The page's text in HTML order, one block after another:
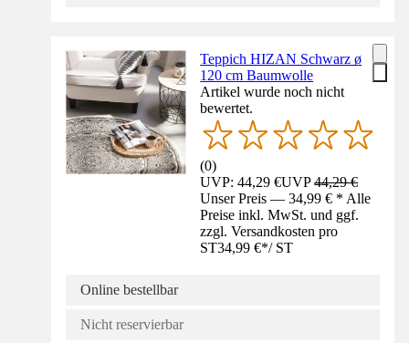
Teppich HIZAN Schwarz ø
120 cm Baumwolle
Artikel wurde noch nicht
bewertet.
(0)
UVP: 44,29 €UVP44,29 €
Unser Preis — 34,99 € * Alle
Preise inkl. MwSt. und ggf.
zzgl. Versandkosten pro
ST34,99 €*/ ST
Online bestellbar
Nicht reservierbar